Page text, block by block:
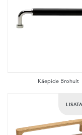
Käepide Brohult